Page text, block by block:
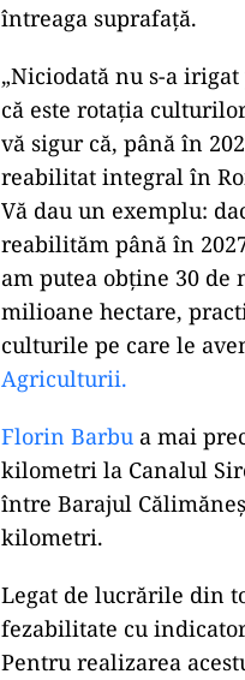
întreaga suprafață.
„Niciodată nu s-a
că este rotaţia
vă sigur că, până în
reabilitat integral în
Vă dau un exemplu:
reabilităm până în
am putea obţine 30
milioane hectare,
culturile pe care le
Agriculturii.
Florin Barbu a mai
kilometri la Canalul
între Barajul
kilometri.
Legat de lucrările din
fezabilitate cu
Pentru realizarea